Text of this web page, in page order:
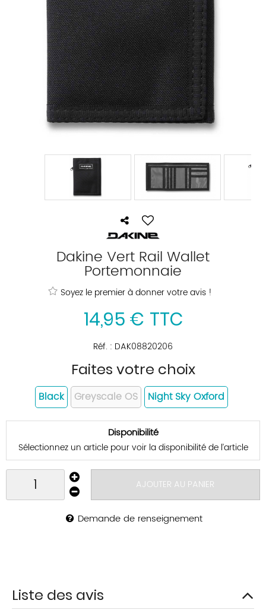
Dakine Vert Rail Wallet
Portemonnaie
Soyez le premier à donner votre avis !
14,95 € TTC
Réf. : DAK08820206
Faites votre choix
Black Greyscale OS Night Sky Oxford
Disponibilité
Sélectionnez un article pour voir la disponibilité de l’article
AJOUTER AU PANIER
Demande de renseignement
Liste des avis